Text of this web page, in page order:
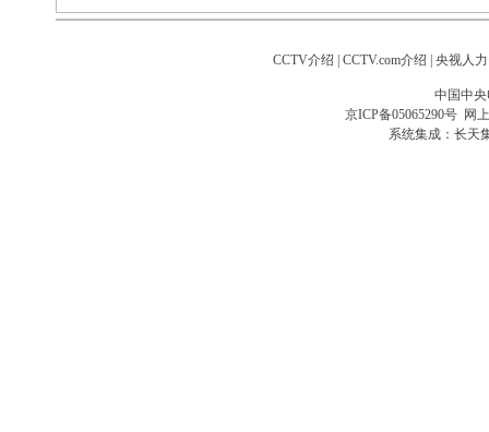
CCTV介绍 CCTV.com介绍 央视人
中国中
京ICP备05065290号 网
系统集成： 长天